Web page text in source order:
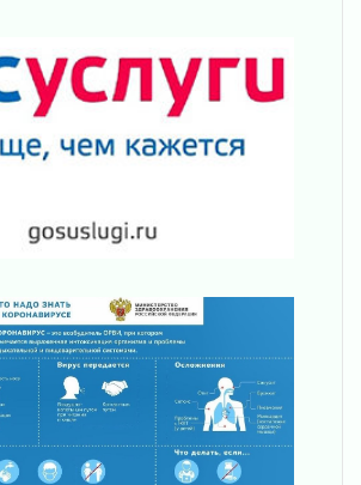
в музей, театр,
дорогу
- жертв войны в Донбассе
дом
и устранять причины
колыбель региона